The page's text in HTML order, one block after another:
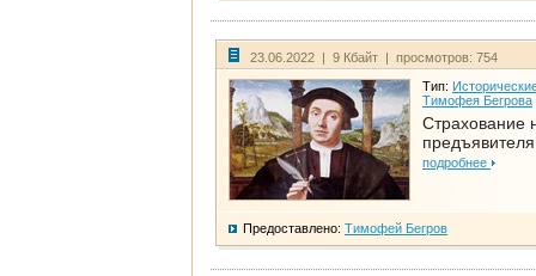
23.06.2022 | 9 Кбайт | просмотров: 754
Тип:
Тимофея Бегрова
Страхование
предъявителя
подробнее
Предоставлено: Тимофей Бегров